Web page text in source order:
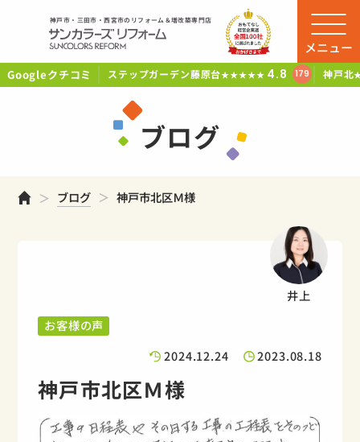
神戸市・三田市・西宮市のリフォーム＆増改築専門店
Googleクチコミ ステップガーデン藤原台★★★★★ 4.8 179 神戸北
メニュー
ブログ
ホームブログ 神戸市北区Ｍ様
井上
お客様の声
2024.12.24
2023.08.18
神戸市北区Ｍ様